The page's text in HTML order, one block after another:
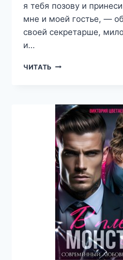
я тебя позову и
мне и моей гостье, —
своей секретарше,
и…
ЧИТАТЬ ПООБЕЩАЙ
—
ВИКТОРИЯ
ЦВЕТАЕВА